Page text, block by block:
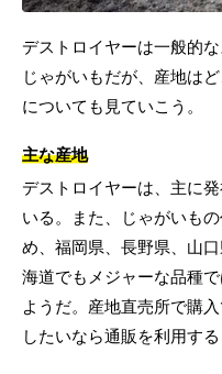
デストロイヤーは一般的
じゃがいもだが、産地は
についても見ていこう。
主な産地
デストロイヤーは、主に
いる。また、じゃがいも
め、福岡県、長野県、山
海道でもメジャーな品種
ようだ。産地直売所で購
したいなら通販を利用する